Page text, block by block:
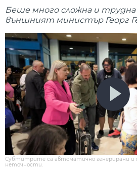
Беше много сложна и трудна
външният министър Георг
Субтитрите са автоматично генерирани и
неточности.